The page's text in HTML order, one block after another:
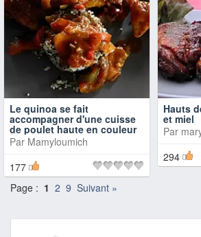
Le quinoa se fait
accompagner d'une cuisse
de poulet haute en couleur
Par Mamyloumich
177
Hauts
et miel
Par
294
Page : 1 2 9 Suivant »